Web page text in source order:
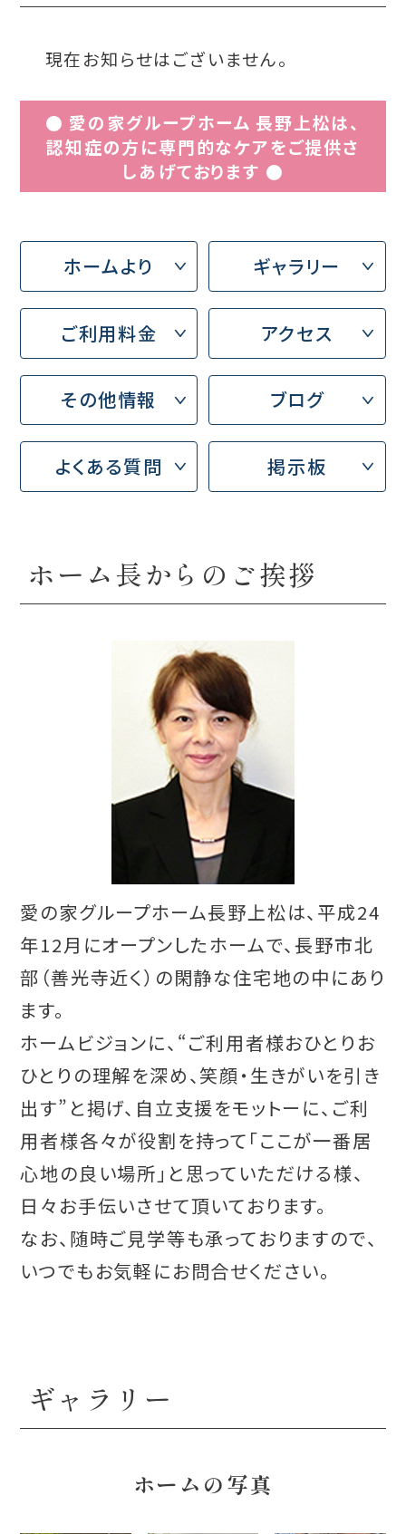
現在お知らせはございません。
● 愛の家グループホーム 長野上松は、
認知症の方に専門的なケアをご提供さ
しあげております ●
ホームより ギャラリー
ご利用料金 アクセス
その他情報 ブログ
よくある質問 掲示板
ホーム長からのご挨拶
愛の家グループホーム長野上松は、平成24
年12月にオープンしたホームで、長野市北
部（善光寺近く）の閑静な住宅地の中にあり
ます。
ホームビジョンに、“ご利用者様おひとりお
ひとりの理解を深め、笑顔・生きがいを引き
出す”と掲げ、自立支援をモットーに、ご利
用者様各々が役割を持って「ここが一番居
心地の良い場所」と思っていただける様、
日々お手伝いさせて頂いております。
なお、随時ご見学等も承っておりますので、
いつでもお気軽にお問合せください。
ギャラリー
ホームの写真